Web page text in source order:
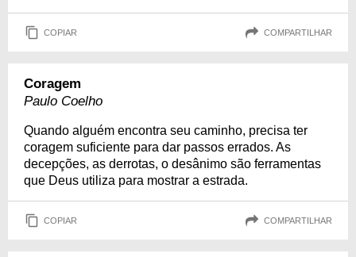
COPIAR COMPARTILHAR
Coragem
Paulo Coelho
Quando alguém encontra seu caminho, precisa ter
coragem suficiente para dar passos errados. As
decepções, as derrotas, o desânimo são ferramentas
que Deus utiliza para mostrar a estrada.
COPIAR COMPARTILHAR